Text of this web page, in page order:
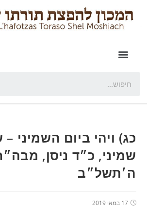
כג) ויהי ביום השמיני
שמיני, כ״ד ניסן,
ה׳תשל״ב
17 במאי 2019